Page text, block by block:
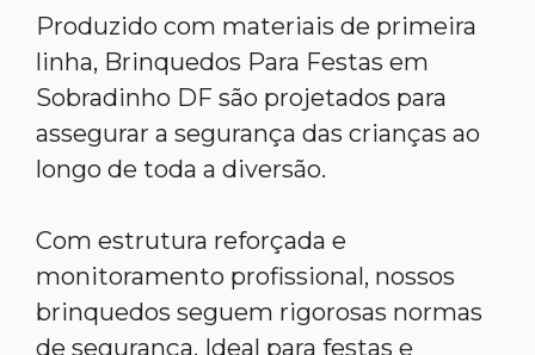
Produzido com materiais de primeira
linha, Brinquedos Para Festas em
Sobradinho DF são projetados para
assegurar a segurança das crianças ao
longo de toda a diversão.
Com estrutura reforçada e
monitoramento profissional, nossos
brinquedos seguem rigorosas normas
de segurança. Ideal para festas e